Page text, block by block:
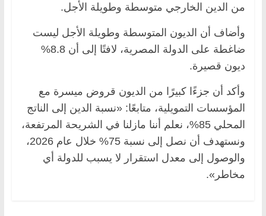
من الدين الخارجي متوسطة وطويلة الأجل.
وأضاف أن الديون المتوسطة وطويلة الأجل ليست
ضاغطة على الدولة المصرية، لافتًا إلى أن 8.8%
ديون قصيرة.
وأكد أن جزءًا كبيرًا من الديون قروض ميسرة مع
المؤسسات التمويلية، متابعًا: «نسبة الدين إلى الناتج
المحلي 85%، نعلم أننا مازلنا في الشريحة المرتفعة،
ونستهدف أن نصل إلى نسبة 75% خلال عام 2026،
والوصول إلى معدل استقرار لا يسبب للدولة أي
مخاطر».